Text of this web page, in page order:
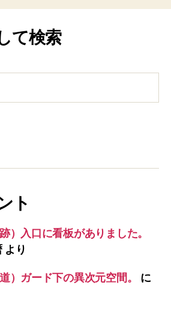
て検索
ト
）入口に看板がありました。
より
）ガード下の異次元空間。
に